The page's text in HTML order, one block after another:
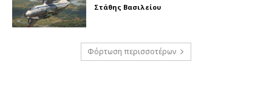
Στάθης Βασιλείου
Φόρτωση περισσοτέρων